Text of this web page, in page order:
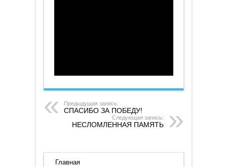
Предыдущая запись:
СПАСИБО ЗА ПОБЕДУ!
Следующая запись:
НЕСЛОМЛЕННАЯ ПАМЯТЬ
Главная